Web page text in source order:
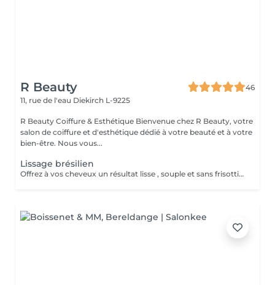
R Beauty
46
11, rue de l'eau Diekirch L-9225
R Beauty Coiffure & Esthétique Bienvenue chez R Beauty, votre
salon de coiffure et d'esthétique dédié à votre beauté et à votre
bien-être. Nous vous...
Lissage brésilien
Offrez à vos cheveux un résultat lisse , souple et sans frisottis grâce à notre lissage brésilien permanent . Ce soin professionnel modifie la structure du cheveu , réduit les ondulations ou boucles indésirables et laisse les cheveux brillants , doux et faciles à coiffer . Le résultat longue durée permet d`obtenir des cheveux durablement lisses et soignés , tout en facilitant le coiffage au quotidien . Cette prestation inclut l`application du soin de lissage brésilien ainsi que la finition pour un résultat lisse , brillant et durable .